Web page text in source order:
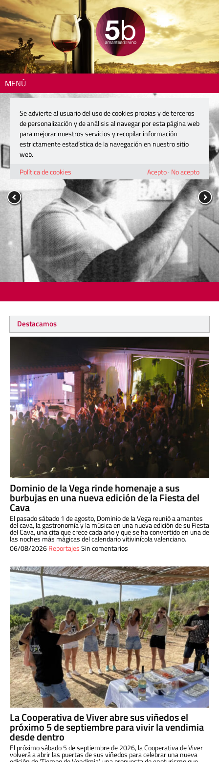
MENÚ
Destacamos
Dominio de la Vega rinde homenaje a sus
burbujas en una nueva edición de la Fiesta del
Cava
El pasado sábado 1 de agosto, Dominio de la Vega reunió a amantes
del cava, la gastronomía y la música en una nueva edición de su Fiesta
del Cava, una cita que crece cada año y que se ha convertido en una de
las noches más mágicas del calendario vitivinícola valenciano.
06/08/2026ReportajesSin comentarios
La Cooperativa de Viver abre sus viñedos el
próximo 5 de septiembre para vivir la vendimia
desde dentro
El próximo sábado 5 de septiembre de 2026, la Cooperativa de Viver
volverá a abrir las puertas de sus viñedos para celebrar una nueva
Se advierte al usuario del uso de cookies propias y de terceros
de personalización y de análisis al navegar por esta página web
para mejorar nuestros servicios y recopilar información
estrictamente estadística de la navegación en nuestro sitio
web.
Política de cookies
Acepto· No acepto